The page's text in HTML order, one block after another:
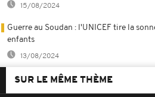
15/08/2024
Guerre au Soudan : l'UNICEF tire la
enfants
13/08/2024
SUR LE MÊME THÈME